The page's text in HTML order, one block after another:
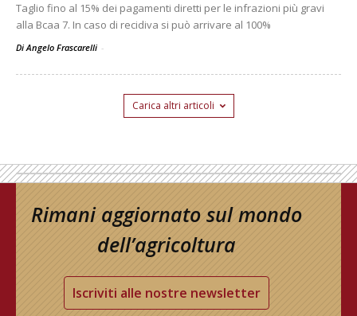
Taglio fino al 15% dei pagamenti diretti per le infrazioni più gravi
alla Bcaa 7. In caso di recidiva si può arrivare al 100%
Di Angelo Frascarelli -
Carica altri articoli
Rimani aggiornato sul mondo
dell’agricoltura
Iscriviti alle nostre newsletter